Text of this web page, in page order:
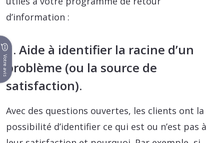
d’information :
1. Aide à identifier la racine d’un
problème (ou la source de
satisfaction).
Avec des questions ouvertes, les clients ont la
possibilité d’identifier ce qui est ou n’est pas à
Votre avis